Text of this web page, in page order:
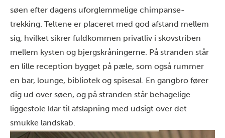
søen efter dagens uforglemmelige chimpanse-
trekking. Teltene er placeret med god afstand mellem
sig, hvilket sikrer fuldkommen privatliv i skovstriben
mellem kysten og bjergskråningerne. På stranden står
en lille reception bygget på pæle, som også rummer
en bar, lounge, bibliotek og spisesal. En gangbro fører
dig ud over søen, og på stranden står behagelige
liggestole klar til afslapning med udsigt over det
smukke landskab.